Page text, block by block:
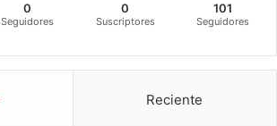
0
Seguidores
0
Suscriptores
101
Seguidores
Reciente